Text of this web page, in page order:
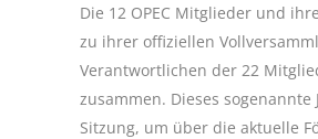
Die 12 OPEC Mitglieder und
zu ihrer offiziellen
Verantwortlichen der 22
zusammen. Dieses
Sitzung, um über die aktuelle